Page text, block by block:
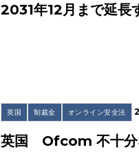
2031年12月まで延長
英国 制裁金 オンライン安全法
英国 Ofcom 不十分